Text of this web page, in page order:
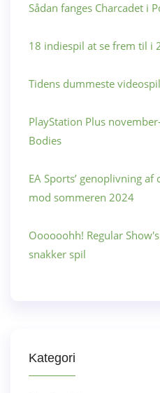
Sådan fanges Charcadet i
18 indiespil at se frem til i
Tidens dummeste
PlayStation Plus
Bodies
EA Sports’ genoplivning
mod sommeren 2024
Oooooohh! Regular
snakker spil
Kategori